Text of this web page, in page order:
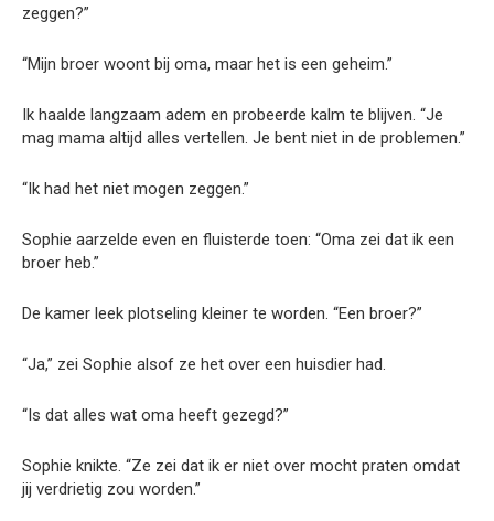
zeggen?”
“Mijn broer woont bij oma, maar het is een geheim.”
Ik haalde langzaam adem en probeerde kalm te blijven. “Je
mag mama altijd alles vertellen. Je bent niet in de problemen.”
“Ik had het niet mogen zeggen.”
Sophie aarzelde even en fluisterde toen: “Oma zei dat ik een
broer heb.”
De kamer leek plotseling kleiner te worden. “Een broer?”
“Ja,” zei Sophie alsof ze het over een huisdier had.
“Is dat alles wat oma heeft gezegd?”
Sophie knikte. “Ze zei dat ik er niet over mocht praten omdat
jij verdrietig zou worden.”